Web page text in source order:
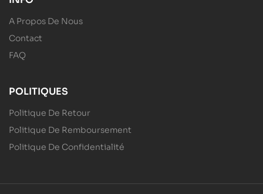
A Propos De Nous
Contact
FAQ
POLITIQUES
Politique De Retour
Politique De Remboursement
Politique De Confidentialité